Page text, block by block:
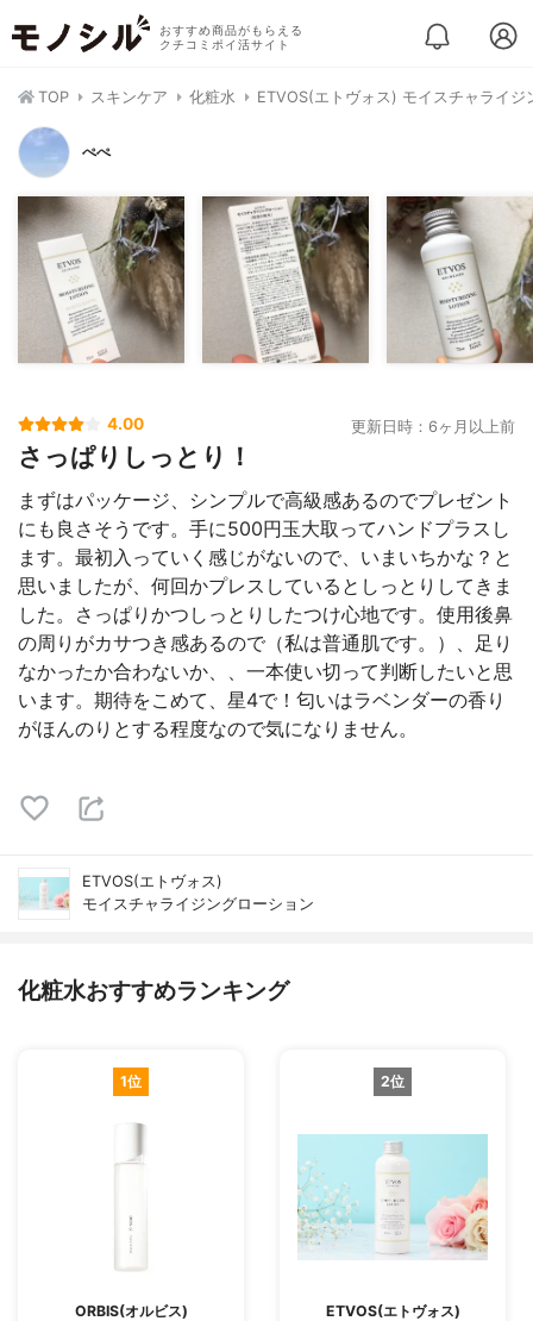
おすすめ商品がもらえる
クチコミポイ活サイト
TOP スキンケア 化粧水 ETVOS(エトヴォス) モイスチャライジ
ぺぺ
4.00 更新日時：6ヶ月以上前
さっぱりしっとり！
まずはパッケージ、シンプルで高級感あるのでプレゼント
にも良さそうです。手に500円玉大取ってハンドプラスし
ます。最初入っていく感じがないので、いまいちかな？と
思いましたが、何回かプレスしているとしっとりしてきま
した。さっぱりかつしっとりしたつけ心地です。使用後鼻
の周りがカサつき感あるので（私は普通肌です。）、足り
なかったか合わないか、、一本使い切って判断したいと思
います。期待をこめて、星4で！匂いはラベンダーの香り
がほんのりとする程度なので気になりません。
ETVOS(エトヴォス)
モイスチャライジングローション
化粧水おすすめランキング
1位
ORBIS(オルビス)
2位
ETVOS(エトヴォス)